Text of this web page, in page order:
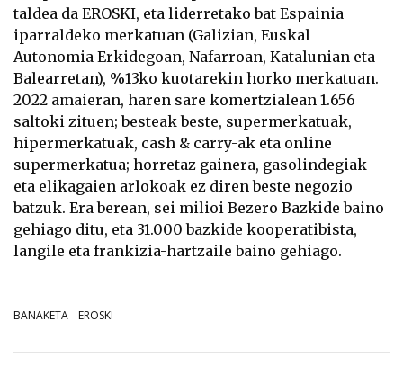
taldea da EROSKI, eta liderretako bat Espainia
iparraldeko merkatuan (Galizian, Euskal
Autonomia Erkidegoan, Nafarroan, Katalunian eta
Balearretan), %13ko kuotarekin horko merkatuan.
2022 amaieran, haren sare komertzialean 1.656
saltoki zituen; besteak beste, supermerkatuak,
hipermerkatuak, cash & carry-ak eta online
supermerkatua; horretaz gainera, gasolindegiak
eta elikagaien arlokoak ez diren beste negozio
batzuk. Era berean, sei milioi Bezero Bazkide baino
gehiago ditu, eta 31.000 bazkide kooperatibista,
langile eta frankizia-hartzaile baino gehiago.
BANAKETA EROSKI